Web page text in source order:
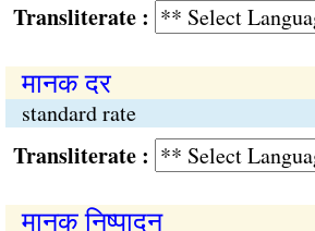
:
मानक दर
standard rate
:
मानक निष्पादन